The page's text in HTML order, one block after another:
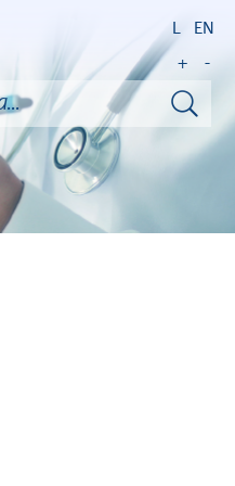
L EN
+ -